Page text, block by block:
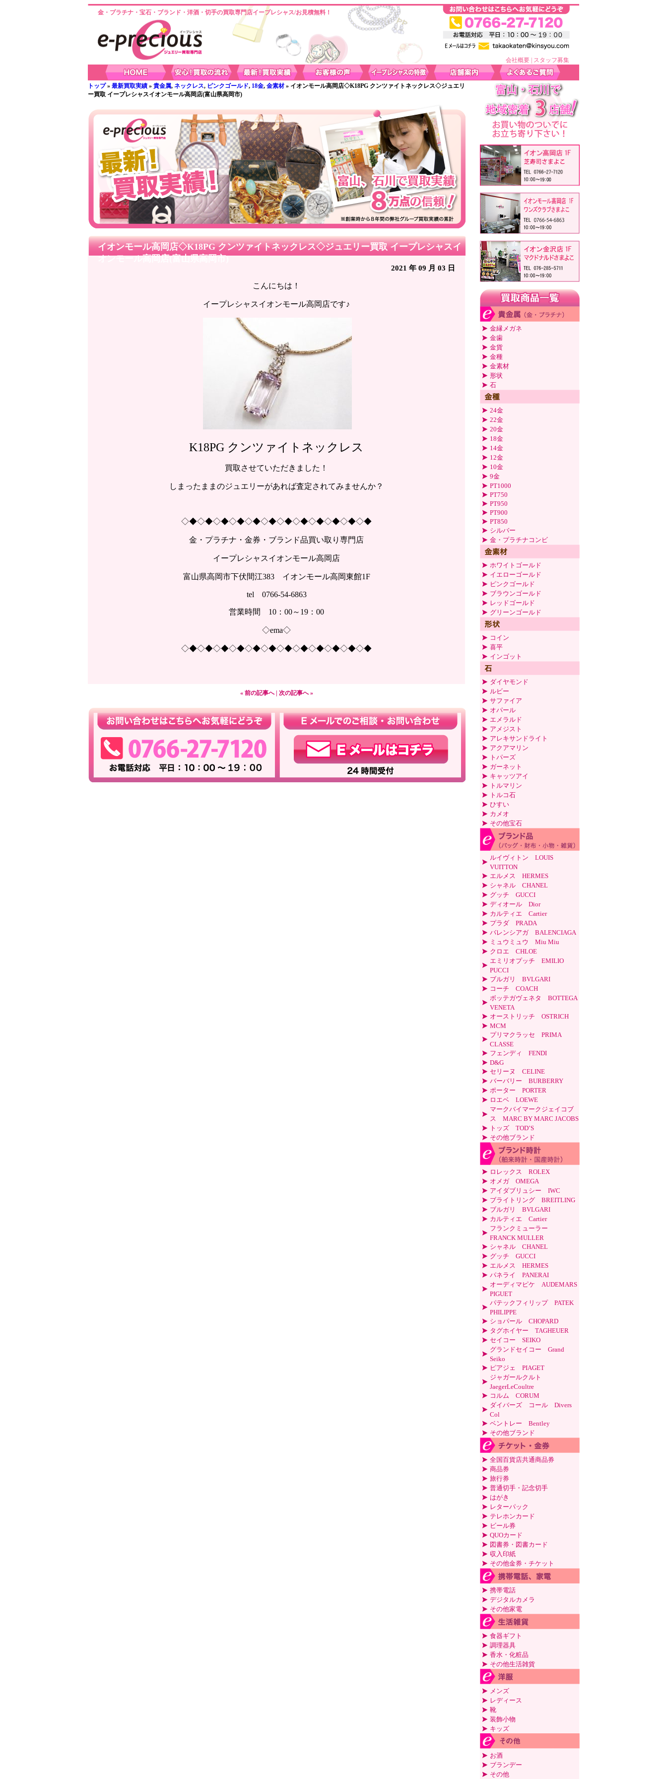
金・プラチナ・宝石・ブランド・洋酒・切手の買取専門店イープレシャス/お見積無料！
会社概要 スタッフ募集
トップ» 最新買取実績 » 貴金属, ネックレス, ピンクゴールド, 18金, 金素材» イオンモール高岡店◇K18PG クンツァイトネックレス◇ジュエリ
ー買取 イープレシャスイオンモール高岡店(富山県高岡市)
イオンモール高岡店◇K18PG クンツァイトネックレス◇ジュエリー買取 イープレシャスイ
オンモール高岡店(富山県高岡市)
2021 年 09 月 03 日
こんにちは！
イープレシャスイオンモール高岡店です♪
K18PG クンツァイトネックレス
買取させていただきました！
しまったままのジュエリーがあれば査定されてみませんか？
◇◆◇◆◇◆◇◆◇◆◇◆◇◆◇◆◇◆◇◆◇◆◇◆
金・プラチナ・金券・ブランド品買い取り専門店
イープレシャスイオンモール高岡店
富山県高岡市下伏間江383 イオンモール高岡東館1F
tel 0766-54-6863
営業時間 10：00～19：00
◇ema◇
◇◆◇◆◇◆◇◆◇◆◇◆◇◆◇◆◇◆◇◆◇◆◇◆
« 前の記事へ| 次の記事へ »
金縁メガネ
金歯
金貨
金種
金素材
形状
石
24金
22金
20金
18金
14金
12金
10金
9金
PT1000
PT750
PT950
PT900
PT850
シルバー
金・プラチナコンビ
ホワイトゴールド
イエローゴールド
ピンクゴールド
ブラウンゴールド
レッドゴールド
グリーンゴールド
コイン
喜平
インゴット
ダイヤモンド
ルビー
サファイア
オパール
エメラルド
アメジスト
アレキサンドライト
アクアマリン
トパーズ
ガーネット
キャッツアイ
トルマリン
トルコ石
ひすい
カメオ
その他宝石
ルイヴィトン LOUIS
VUITTON
エルメス HERMES
シャネル CHANEL
グッチ GUCCI
ディオール Dior
カルティエ Cartier
プラダ PRADA
バレンシアガ BALENCIAGA
ミュウミュウ Miu Miu
クロエ CHLOE
エミリオプッチ EMILIO
PUCCI
ブルガリ BVLGARI
コーチ COACH
ボッテガヴェネタ BOTTEGA
VENETA
オーストリッチ OSTRICH
MCM
プリマクラッセ PRIMA
CLASSE
フェンディ FENDI
D&G
セリーヌ CELINE
バーバリー BURBERRY
ポーター PORTER
ロエベ LOEWE
マークバイマークジェイコブ
ス MARC BY MARC JACOBS
トッズ TOD’S
その他ブランド
ロレックス ROLEX
オメガ OMEGA
アイダブリュシー IWC
ブライトリング BREITLING
ブルガリ BVLGARI
カルティエ Cartier
フランクミューラー
FRANCK MULLER
シャネル CHANEL
グッチ GUCCI
エルメス HERMES
パネライ PANERAI
オーディマピケ AUDEMARS
PIGUET
パテックフィリップ PATEK
PHILIPPE
ショパール CHOPARD
タグホイヤー TAGHEUER
セイコー SEIKO
グランドセイコー Grand
Seiko
ピアジェ PIAGET
ジャガールクルト
JaegerLeCoultre
コルム CORUM
ダイバーズ コール Divers
Col
ベントレー Bentley
その他ブランド
全国百貨店共通商品券
商品券
旅行券
普通切手・記念切手
はがき
レターパック
テレホンカード
ビール券
QUOカード
図書券・図書カード
収入印紙
その他金券・チケット
携帯電話
デジタルカメラ
その他家電
食器ギフト
調理器具
香水・化粧品
その他生活雑貨
メンズ
レディース
靴
装飾小物
キッズ
お酒
ブランデー
その他